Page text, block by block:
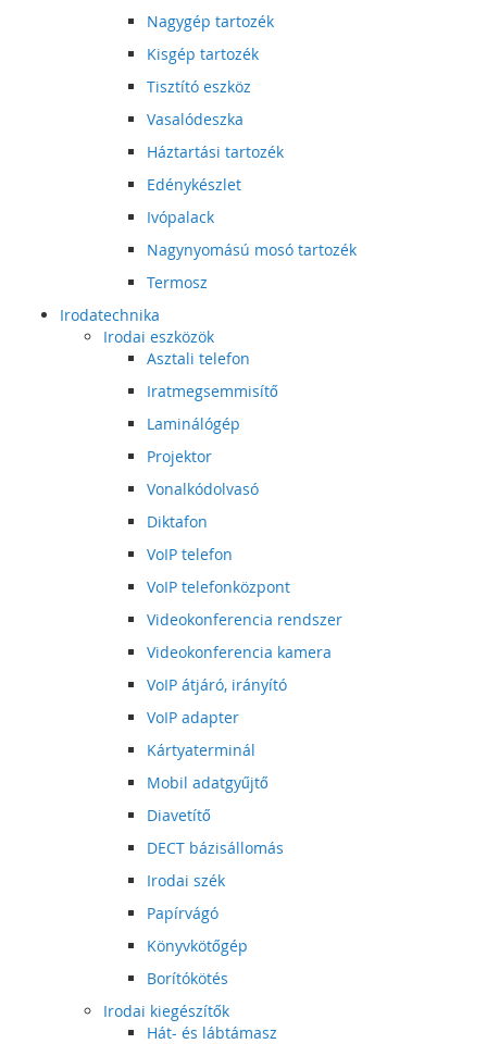
Nagygép tartozék
Kisgép tartozék
Tisztító eszköz
Vasalódeszka
Háztartási tartozék
Edénykészlet
Ivópalack
Nagynyomású mosó tartozék
Termosz
Irodatechnika
Irodai eszközök
Asztali telefon
Iratmegsemmisítő
Laminálógép
Projektor
Vonalkódolvasó
Diktafon
VoIP telefon
VoIP telefonközpont
Videokonferencia rendszer
Videokonferencia kamera
VoIP átjáró, irányító
VoIP adapter
Kártyaterminál
Mobil adatgyűjtő
Diavetítő
DECT bázisállomás
Irodai szék
Papírvágó
Könyvkötőgép
Borítókötés
Irodai kiegészítők
Hát- és lábtámasz